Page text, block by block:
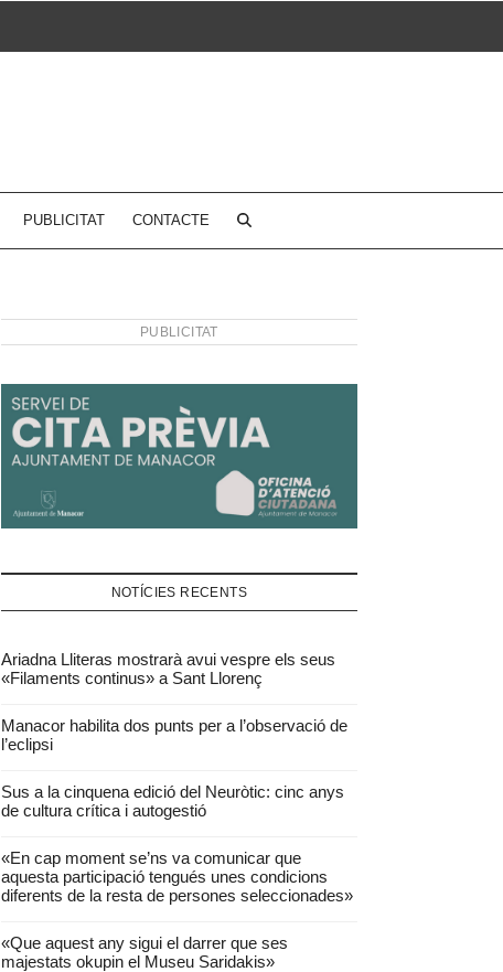
PUBLICITAT CONTACTE
PUBLICITAT
NOTÍCIES RECENTS
Ariadna Lliteras mostrarà avui vespre els seus
«Filaments continus» a Sant Llorenç
Manacor habilita dos punts per a l’observació de
l’eclipsi
Sus a la cinquena edició del Neuròtic: cinc anys
de cultura crítica i autogestió
«En cap moment se’ns va comunicar que
aquesta participació tengués unes condicions
diferents de la resta de persones seleccionades»
«Que aquest any sigui el darrer que ses
majestats okupin el Museu Saridakis»